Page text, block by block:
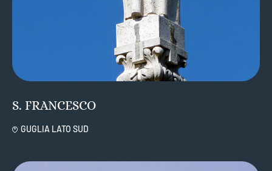
S. FRANCESCO
GUGLIA LATO SUD